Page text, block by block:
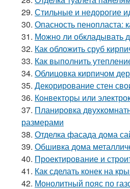
29. Стильные и недорогие
30. Опасность пенопласта:
31. Можно ли обкладывать
32. Как обложить сруб
33. Как выполнить
34. Облицовка кирпичом
35. Декорирование стен
36. Конвекторы или
37. Планировка
размерами
38. Отделка фасада дома
39. Обшивка дома
40. Проектирование и
41. Как сделать конек на
42. Монолитный пояс по